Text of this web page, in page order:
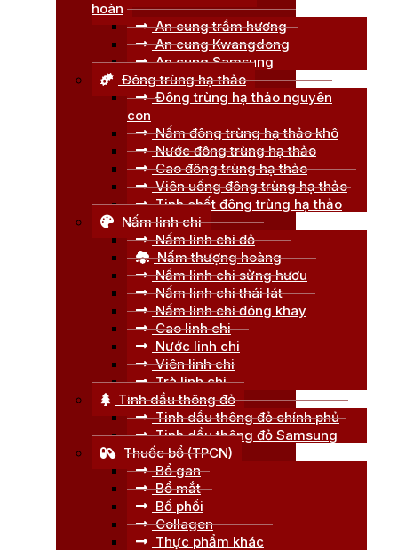
hoàn
An cung trầm hương
An cung Kwangdong
An cung Samsung
Đông trùng hạ thảo
Đông trùng hạ thảo nguyên
con
Nấm đông trùng hạ thảo khô
Nước đông trùng hạ thảo
Cao đông trùng hạ thảo
Viên uống đông trùng hạ thảo
Tinh chất đông trùng hạ thảo
Nấm linh chi
Nấm linh chi đỏ
Nấm thượng hoàng
Nấm linh chi sừng hươu
Nấm linh chi thái lát
Nấm linh chi đóng khay
Cao linh chi
Nước linh chi
Viên linh chi
Trà linh chi
Tinh dầu thông đỏ
Tinh dầu thông đỏ chính phủ
Tinh dầu thông đỏ Samsung
Thuốc bổ (TPCN)
Bổ gan
Bổ mắt
Bổ phổi
Collagen
Thực phẩm khác